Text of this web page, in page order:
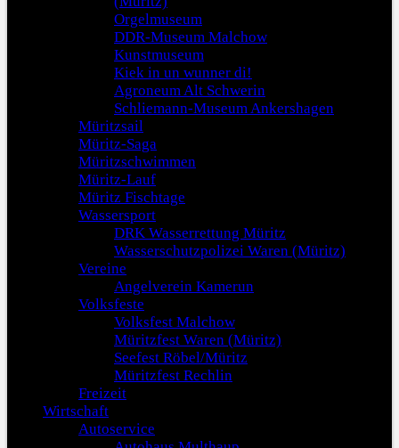
Orgelmuseum
DDR-Museum Malchow
Kunstmuseum
Kiek in un wunner di!
Agroneum Alt Schwerin
Schliemann-Museum Ankershagen
Müritzsail
Müritz-Saga
Müritzschwimmen
Müritz-Lauf
Müritz Fischtage
Wassersport
DRK Wasserrettung Müritz
Wasserschutzpolizei Waren (Müritz)
Vereine
Angelverein Kamerun
Volksfeste
Volksfest Malchow
Müritzfest Waren (Müritz)
Seefest Röbel/Müritz
Müritzfest Rechlin
Freizeit
Wirtschaft
Autoservice